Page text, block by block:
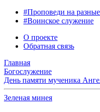
#Проповеди на
#Воинское служение
О проекте
Обратная связь
Главная
Богослужение
День памяти мученика
Зеленая минея